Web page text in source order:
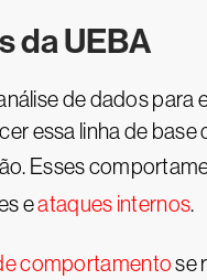
da UEBA
de dados
essa linha de
Esses
eataques internos.
comportamentose